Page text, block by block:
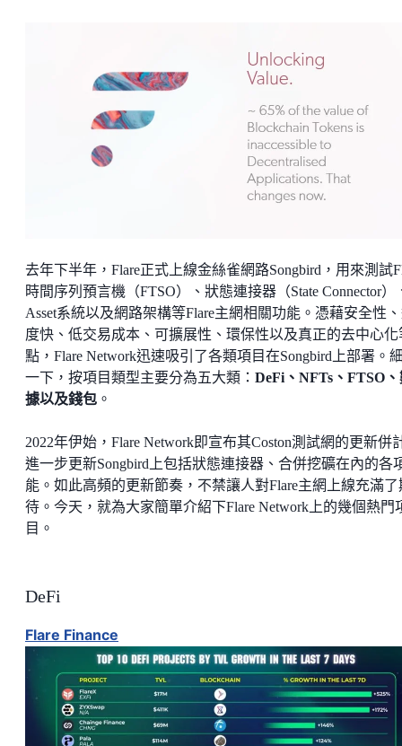
去年下半年，Flare正式上線金絲雀網路Songbird，用來測試
時間序列預言機（FTSO）、狀態連接器（State Connector）
Asset系統以及網路架構等Flare主網相關功能。憑藉安全性
度快、低交易成本、可擴展性、環保性以及真正的去中心化
點，Flare Network迅速吸引了各類項目在Songbird上部署。
一下，按項目類型主要分為五大類： DeFi、NFTs、FTSO
據以及錢包 。
2022年伊始，Flare Network即宣布其Coston測試網的更新併
進一步更新Songbird上包括狀態連接器、合併挖礦在內的各
能。如此高頻的更新節奏，不禁讓人對Flare主網上線充滿了
待。今天，就為大家簡單介紹下Flare Network上的幾個熱門
目。
DeFi
Flare Finance